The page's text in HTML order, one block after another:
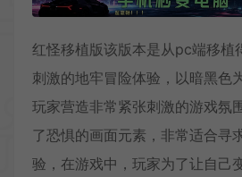
红怪移植版该版本是从pc端移植
刺激的地牢冒险体验，以暗黑色
玩家营造非常紧张刺激的游戏氛
了恐惧的画面元素，非常适合寻
验，在游戏中，玩家为了让自己